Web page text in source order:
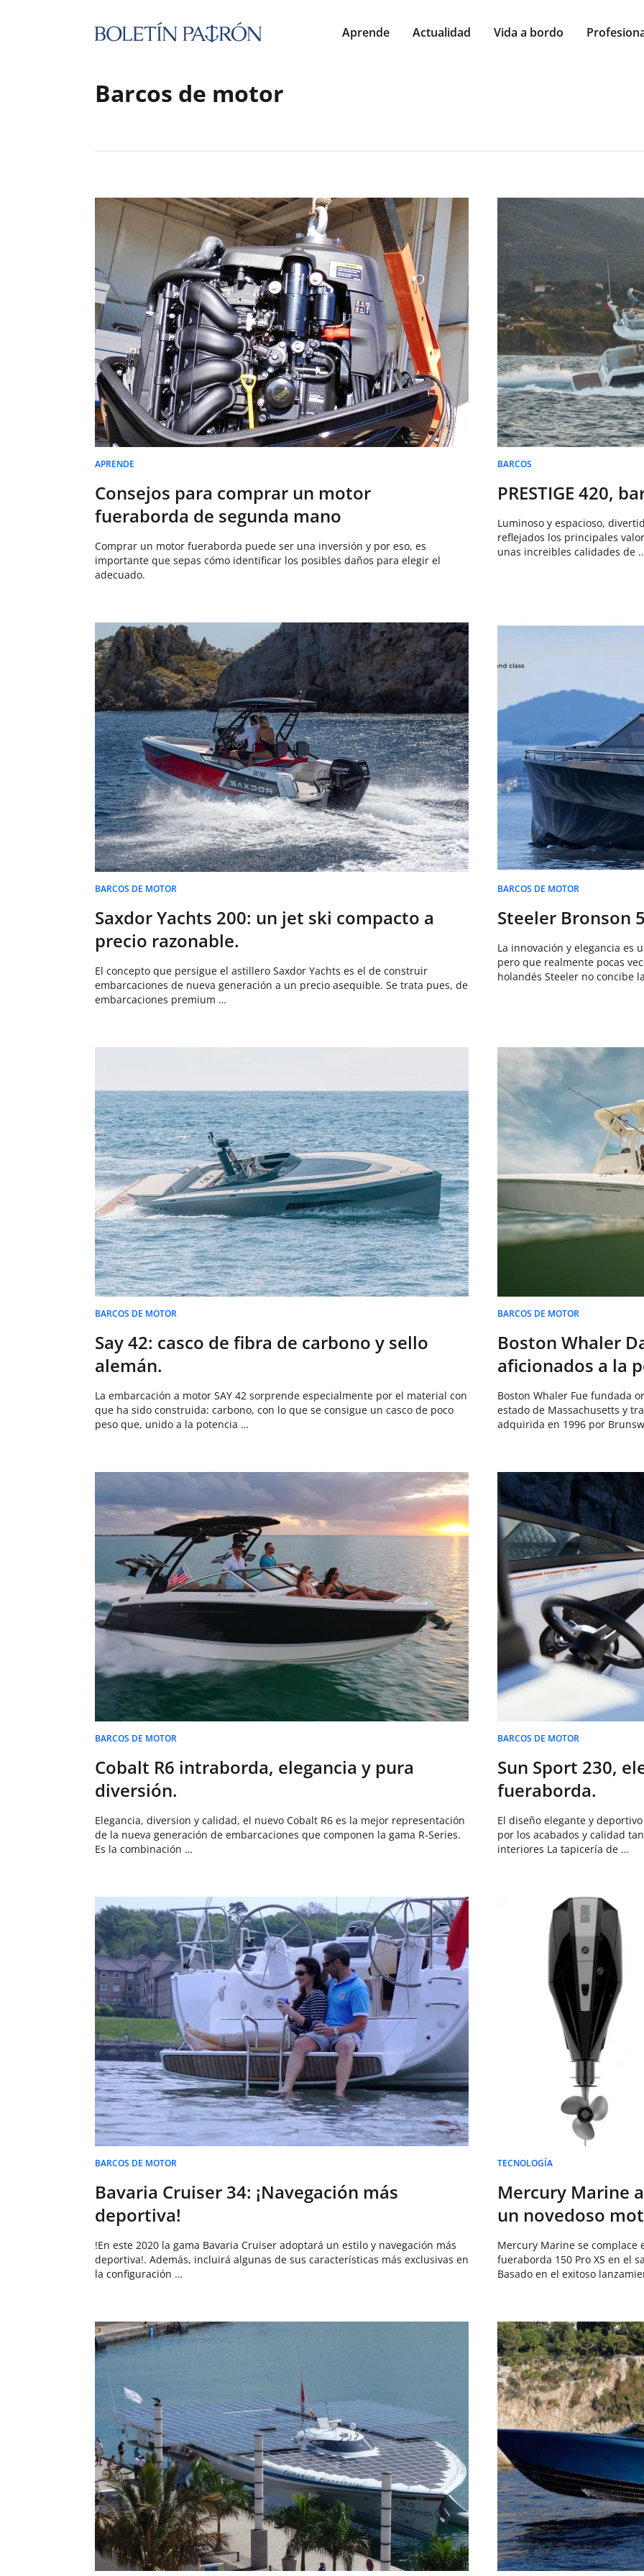
Aprende Actualidad Vida a bordo
Barcos de motor
APRENDE
Consejos para comprar un motor
fueraborda de segunda mano
Comprar un motor fueraborda puede ser una inversión y por eso, es
importante que sepas cómo identificar los posibles daños para elegir el
adecuado.
BARCOS
PRESTIGE 420,
Luminoso y espacioso,
reflejados los principales
unas increibles calidades de
BARCOS DE MOTOR
Saxdor Yachts 200: un jet ski compacto a
precio razonable.
El concepto que persigue el astillero Saxdor Yachts es el de construir
embarcaciones de nueva generación a un precio asequible. Se trata pues, de
embarcaciones premium …
BARCOS DE MOTOR
Steeler Bronson
La innovación y elegancia es
pero que realmente pocas
holandés Steeler no concibe
BARCOS DE MOTOR
Say 42: casco de fibra de carbono y sello
alemán.
La embarcación a motor SAY 42 sorprende especialmente por el material con
que ha sido construida: carbono, con lo que se consigue un casco de poco
peso que, unido a la potencia …
BARCOS DE MOTOR
Boston Whaler
aficionados a la
Boston Whaler Fue fundada
estado de Massachusetts y
adquirida en 1996 por
BARCOS DE MOTOR
Cobalt R6 intraborda, elegancia y pura
diversión.
Elegancia, diversion y calidad, el nuevo Cobalt R6 es la mejor representación
de la nueva generación de embarcaciones que componen la gama R-Series.
Es la combinación …
BARCOS DE MOTOR
Sun Sport 230,
fueraborda.
El diseño elegante y
por los acabados y calidad
interiores La tapicería de …
BARCOS DE MOTOR
Bavaria Cruiser 34: ¡Navegación más
deportiva!
!En este 2020 la gama Bavaria Cruiser adoptará un estilo y navegación más
deportiva!. Además, incluirá algunas de sus características más exclusivas en
la configuración …
TECNOLOGÍA
Mercury Marine
un novedoso
Mercury Marine se
fueraborda 150 Pro XS en el
Basado en el exitoso